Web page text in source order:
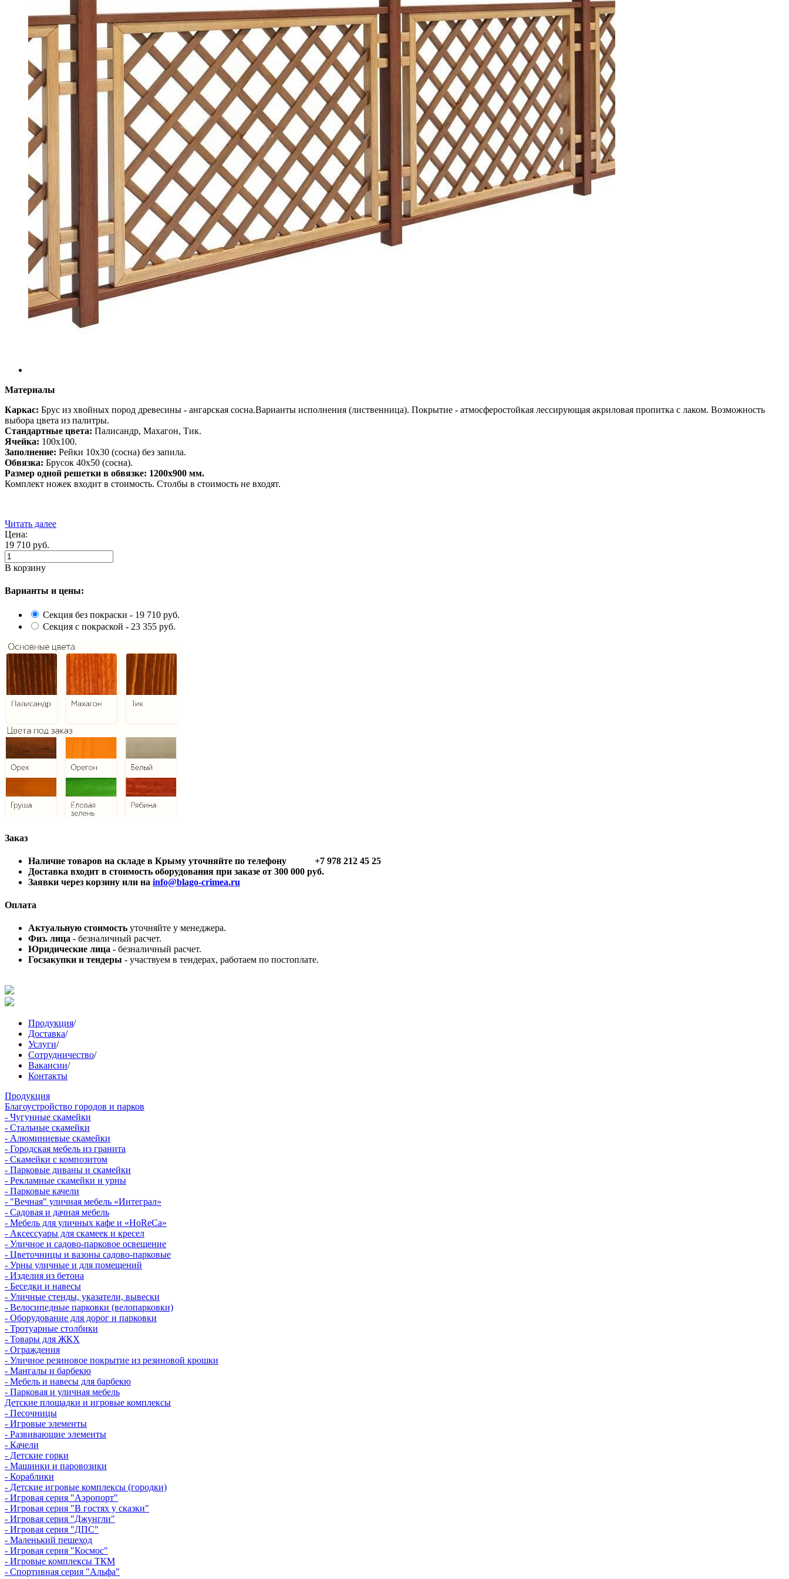
Материалы
Каркас: Брус из хвойных пород древесины - ангарская сосна.Варианты исполнения (лиственница). Покрытие - атмосферостойкая лессирующая акриловая пропитка с лаком. Возможность
выбора цвета из палитры.
Стандартные цвета: Палисандр, Махагон, Тик.
Ячейка: 100х100.
Заполнение: Рейки 10х30 (сосна) без запила.
Обвязка: Брусок 40х50 (сосна).
Размер одной решетки в обвязке: 1200x900 мм.
Комплект ножек входит в стоимость. Столбы в стоимость не входят.
Читать далее
Цена:
19 710 руб.
В корзину
Варианты и цены:
Секция без покраски - 19 710 руб.
Секция с покраской - 23 355 руб.
Заказ
Наличие товаров на складе в Крыму уточняйте по телефону +7 978 212 45 25
Доставка входит в стоимость оборудования при заказе от 300 000 руб.
Заявки через корзину или на info@blago-crimea.ru
Оплата
Актуальную стоимость уточняйте у менеджера.
Физ. лица - безналичный расчет.
Юридические лица - безналичный расчет.
Госзакупки и тендеры - участвуем в тендерах, работаем по постоплате.
Продукция/
Доставка/
Услуги/
Сотрудничество/
Вакансии/
Контакты
Продукция
Благоустройство городов и парков
- Чугунные скамейки
- Стальные скамейки
- Алюминиевые скамейки
- Городская мебель из гранита
- Скамейки с композитом
- Парковые диваны и скамейки
- Рекламные скамейки и урны
- Парковые качели
- "Вечная" уличная мебель «Интеграл»
- Садовая и дачная мебель
- Мебель для уличных кафе и «HoReCa»
- Аксессуары для скамеек и кресел
- Уличное и садово-парковое освещение
- Цветочницы и вазоны садово-парковые
- Урны уличные и для помещений
- Изделия из бетона
- Беседки и навесы
- Уличные стенды, указатели, вывески
- Велосипедные парковки (велопарковки)
- Оборудование для дорог и парковки
- Тротуарные столбики
- Товары для ЖКХ
- Ограждения
- Уличное резиновое покрытие из резиновой крошки
- Мангалы и барбекю
- Мебель и навесы для барбекю
- Парковая и уличная мебель
Детские площадки и игровые комплексы
- Песочницы
- Игровые элементы
- Развивающие элементы
- Качели
- Детские горки
- Машинки и паровозики
- Кораблики
- Детские игровые комплексы (городки)
- Игровая серия "Аэропорт"
- Игровая серия "В гостях у сказки"
- Игровая серия "Джунгли"
- Игровая серия "ДПС"
- Маленький пешеход
- Игровая серия "Космос"
- Игровые комплексы ТКМ
- Спортивная серия "Альфа"